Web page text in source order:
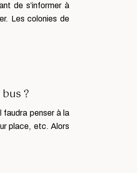
de s’informer à
Les colonies de
?
faudra penser à la
place, etc. Alors